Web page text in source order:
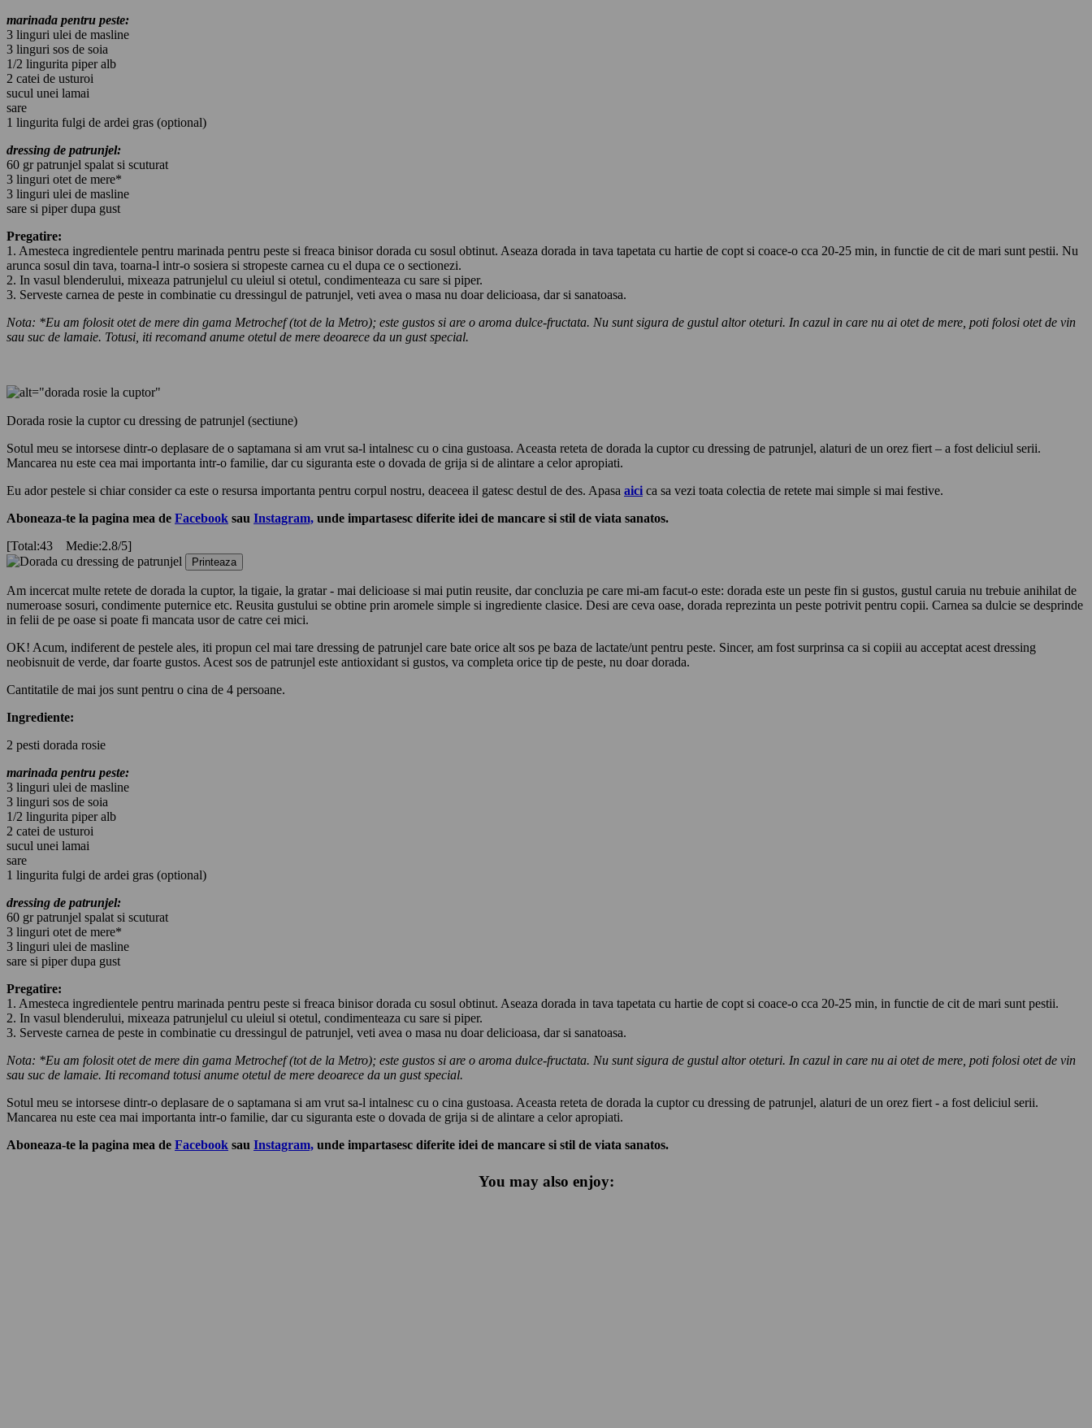
marinada pentru peste:
3 linguri ulei de masline
3 linguri sos de soia
1/2 lingurita piper alb
2 catei de usturoi
sucul unei lamai
sare
1 lingurita fulgi de ardei gras (optional)
dressing de patrunjel:
60 gr patrunjel spalat si scuturat
3 linguri otet de mere*
3 linguri ulei de masline
sare si piper dupa gust
Pregatire:
1. Amesteca ingredientele pentru marinada pentru peste si freaca binisor dorada cu sosul obtinut. Aseaza dorada in tava tapetata cu hartie de copt si coace-o cca 20-25 min, in functie de cit de mari sunt pestii. Nu
arunca sosul din tava, toarna-l intr-o sosiera si stropeste carnea cu el dupa ce o sectionezi.
2. In vasul blenderului, mixeaza patrunjelul cu uleiul si otetul, condimenteaza cu sare si piper.
3. Serveste carnea de peste in combinatie cu dressingul de patrunjel, veti avea o masa nu doar delicioasa, dar si sanatoasa.
Nota: *Eu am folosit otet de mere din gama Metrochef (tot de la Metro); este gustos si are o aroma dulce-fructata. Nu sunt sigura de gustul altor oteturi. In cazul in care nu ai otet de mere, poti folosi otet de vin
sau suc de lamaie. Totusi, iti recomand anume otetul de mere deoarece da un gust special.
Dorada rosie la cuptor cu dressing de patrunjel (sectiune)
Sotul meu se intorsese dintr-o deplasare de o saptamana si am vrut sa-l intalnesc cu o cina gustoasa. Aceasta reteta de dorada la cuptor cu dressing de patrunjel, alaturi de un orez fiert – a fost deliciul serii.
Mancarea nu este cea mai importanta intr-o familie, dar cu siguranta este o dovada de grija si de alintare a celor apropiati.
Eu ador pestele si chiar consider ca este o resursa importanta pentru corpul nostru, deaceea il gatesc destul de des. Apasa aici ca sa vezi toata colectia de retete mai simple si mai festive.
Aboneaza-te la pagina mea de Facebook sau Instagram, unde impartasesc diferite idei de mancare si stil de viata sanatos.
[Total:43 Medie:2.8/5]
Printeaza
Am incercat multe retete de dorada la cuptor, la tigaie, la gratar - mai delicioase si mai putin reusite, dar concluzia pe care mi-am facut-o este: dorada este un peste fin si gustos, gustul caruia nu trebuie anihilat de
numeroase sosuri, condimente puternice etc. Reusita gustului se obtine prin aromele simple si ingrediente clasice. Desi are ceva oase, dorada reprezinta un peste potrivit pentru copii. Carnea sa dulcie se desprinde
in felii de pe oase si poate fi mancata usor de catre cei mici.
OK! Acum, indiferent de pestele ales, iti propun cel mai tare dressing de patrunjel care bate orice alt sos pe baza de lactate/unt pentru peste. Sincer, am fost surprinsa ca si copiii au acceptat acest dressing
neobisnuit de verde, dar foarte gustos. Acest sos de patrunjel este antioxidant si gustos, va completa orice tip de peste, nu doar dorada.
Cantitatile de mai jos sunt pentru o cina de 4 persoane.
Ingrediente:
2 pesti dorada rosie
marinada pentru peste:
3 linguri ulei de masline
3 linguri sos de soia
1/2 lingurita piper alb
2 catei de usturoi
sucul unei lamai
sare
1 lingurita fulgi de ardei gras (optional)
dressing de patrunjel:
60 gr patrunjel spalat si scuturat
3 linguri otet de mere*
3 linguri ulei de masline
sare si piper dupa gust
Pregatire:
1. Amesteca ingredientele pentru marinada pentru peste si freaca binisor dorada cu sosul obtinut. Aseaza dorada in tava tapetata cu hartie de copt si coace-o cca 20-25 min, in functie de cit de mari sunt pestii.
2. In vasul blenderului, mixeaza patrunjelul cu uleiul si otetul, condimenteaza cu sare si piper.
3. Serveste carnea de peste in combinatie cu dressingul de patrunjel, veti avea o masa nu doar delicioasa, dar si sanatoasa.
Nota: *Eu am folosit otet de mere din gama Metrochef (tot de la Metro); este gustos si are o aroma dulce-fructata. Nu sunt sigura de gustul altor oteturi. In cazul in care nu ai otet de mere, poti folosi otet de vin
sau suc de lamaie. Iti recomand totusi anume otetul de mere deoarece da un gust special.
Sotul meu se intorsese dintr-o deplasare de o saptamana si am vrut sa-l intalnesc cu o cina gustoasa. Aceasta reteta de dorada la cuptor cu dressing de patrunjel, alaturi de un orez fiert - a fost deliciul serii.
Mancarea nu este cea mai importanta intr-o familie, dar cu siguranta este o dovada de grija si de alintare a celor apropiati.
Aboneaza-te la pagina mea de Facebook sau Instagram, unde impartasesc diferite idei de mancare si stil de viata sanatos.
You may also enjoy: